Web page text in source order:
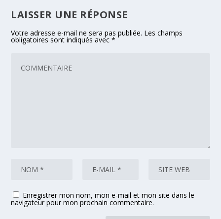
LAISSER UNE RÉPONSE
Votre adresse e-mail ne sera pas publiée. Les champs
obligatoires sont indiqués avec*
Enregistrer mon nom, mon e-mail et mon site dans le
navigateur pour mon prochain commentaire.